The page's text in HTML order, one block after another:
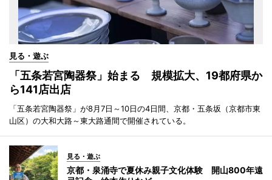
見る・遊ぶ
「五条若宮陶器祭」始まる 規模拡大、19都府県か
ら141店出店
「五条若宮陶器祭」が8月7日～10日の4日間、京都・五条坂（京都市東
山区）の大和大路～東大路通間で開催されている。
見る・遊ぶ
京都・泉涌寺で夏休み親子文化体験 開山800年遠